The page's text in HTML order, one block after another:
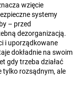
wzięcie
systemy
– przed
dezorganizacją.
i uporządkowane
dokładnie na swoim
gdy trzeba działać
tylko rozsądnym, ale